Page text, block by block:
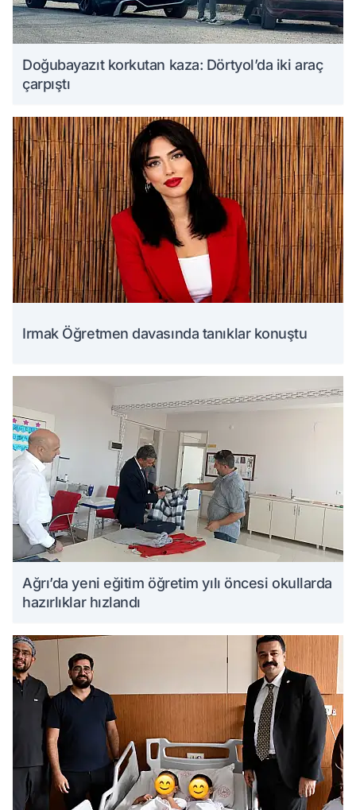
Doğubayazıt korkutan kaza: Dörtyol’da iki araç
çarpıştı
Irmak Öğretmen davasında tanıklar konuştu
Ağrı’da yeni eğitim öğretim yılı öncesi okullarda
hazırlıklar hızlandı